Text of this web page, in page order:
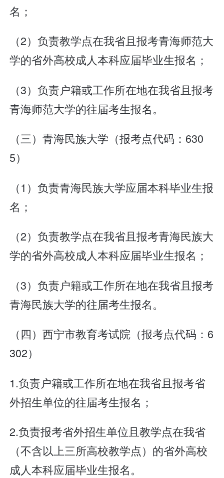
名；
（2）负责教学点在我省且报考青海师范大
学的省外高校成人本科应届毕业生报名；
（3）负责户籍或工作所在地在我省且报考
青海师范大学的往届考生报名。
（三）青海民族大学（报考点代码：630
5）
（1）负责青海民族大学应届本科毕业生报
名；
（2）负责教学点在我省且报考青海民族大
学的省外高校成人本科应届毕业生报名；
（3）负责户籍或工作所在地在我省且报考
青海民族大学的往届考生报名。
（四）西宁市教育考试院（报考点代码：6
302）
1.负责户籍或工作所在地在我省且报考省
外招生单位的往届考生报名；
2.负责报考省外招生单位且教学点在我省
（不含以上三所高校教学点）的省外高校
成人本科应届毕业生报名。